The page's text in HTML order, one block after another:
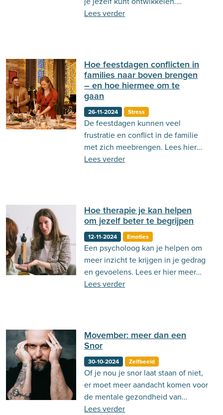
Hieronder tippen we 7 boeken die
Lees verder
Hoe feestdagen conflicten in
families naar boven brengen
– en hoe hiermee om te
gaan
26-11-2024 Stress
De feestdagen kunnen veel
frustratie en conflict in de familie
met zich meebrengen. Lees hier
hoe je de rust kan bewaren.
Lees verder
Hoe therapie je kan helpen
om jezelf beter te begrijpen
12-11-2024 Emoties
Een psycholoog kan je helpen om
meer inzicht te krijgen in je gedrag
en gevoelens. Lees er hier meer
over!
Lees verder
Movember: meer dan een
Snor
30-10-2024 Zelfbeeld
Of je nou je snor laat staan of niet,
er moet meer aandacht komen voor
de mentale gezondheid van
mannen. Lees hier meer over
Lees verder